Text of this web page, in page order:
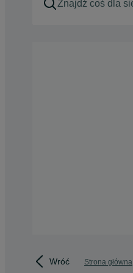
Wróć Strona główna